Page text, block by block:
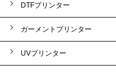
DTFプリンター
ガーメントプリンター
UVプリンター